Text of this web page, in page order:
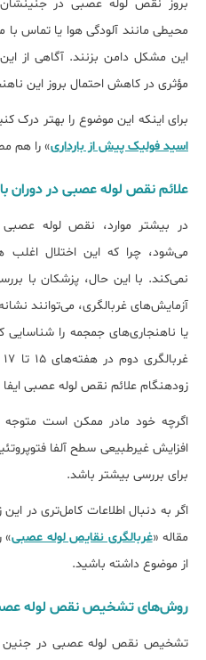
بروز نقص لوله عصبی در
محیطی مانند آلودگی هوا یا تماس
این مشکل دامن بزنند. آگاهی از
مؤثری در کاهش احتمال بروز این
برای اینکه این موضوع را بهتر درک
اسید فولیک پیش از بارداری» را هم
علائم نقص لوله عصبی در دوران
در بیشتر موارد، نقص لوله
می‌شود، چرا که این اختلال اغلب
نمی‌کند. با این حال، پزشکان با
آزمایش‌های غربالگری، می‌توانند
یا ناهنجاری‌های جمجمه را شناسایی
زودهنگام علائم نقص لوله عصبی
اگرچه خود مادر ممکن است متوجه
برای بررسی بیشتر باشد.
اگر به دنبال اطلاعات کامل‌تری در
مقاله «غربالگری نقایص لوله عصبی»
از موضوع داشته باشید.
روش‌های تشخیص نقص لوله
تشخیص نقص لوله عصبی در جنین